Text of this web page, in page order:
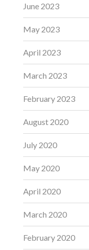
June 2023
May 2023
April 2023
March 2023
February 2023
August 2020
July 2020
May 2020
April 2020
March 2020
February 2020